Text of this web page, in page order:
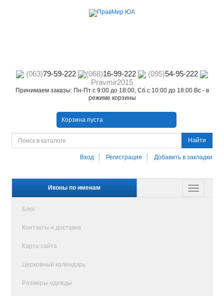
(063)79-59-222 (068)16-99-222 (095)54-95-222
Pravmir2015
Принимаем заказы: Пн-Пт с 9:00 до 18:00, Сб с 10:00 до 18:00 Вс - в
режиме корзины
Корзина пуста
Найти
Вход Регистрация Добавить в закладки
Иконы по именам
Блог
Контакты и доставка
Карта сайта
Церковный календарь
Размеры одежды